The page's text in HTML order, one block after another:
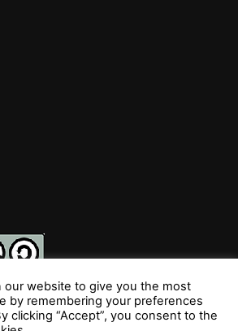
SÍGUENOS
our website to give you the most
by remembering your preferences
clicking “Accept”, you consent to the